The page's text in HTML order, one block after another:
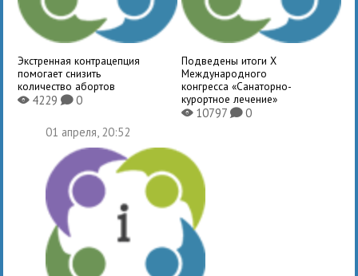
Экстренная контрацепция
помогает снизить
количество абортов
X4229K0
Подведены итоги X
Международного
конгресса «Санаторно-
курортное лечение»
X10797 K0
01 апреля, 20:52